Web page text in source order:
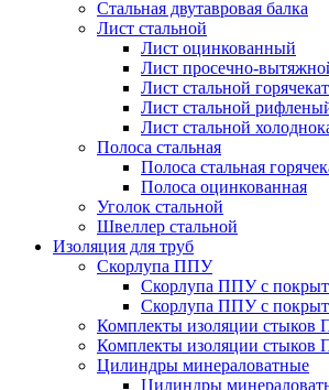
Стальная двутавровая балка
Лист стальной
Лист оцинкованный
Лист просечно-
Лист стальной
Лист стальной
Лист стальной
Полоса стальная
Полоса стальная
Полоса оцинкованная
Уголок стальной
Швеллер стальной
Изоляция для труб
Скорлупа ППУ
Скорлупа ППУ с
Скорлупа ППУ с
Комплекты изоляции
Комплекты изоляции
Цилиндры минераловатные
Цилиндры